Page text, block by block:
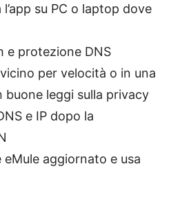
su PC o laptop dove
e protezione DNS
per velocità o in una
buone leggi sulla privacy
e IP dopo la
aggiornato e usa